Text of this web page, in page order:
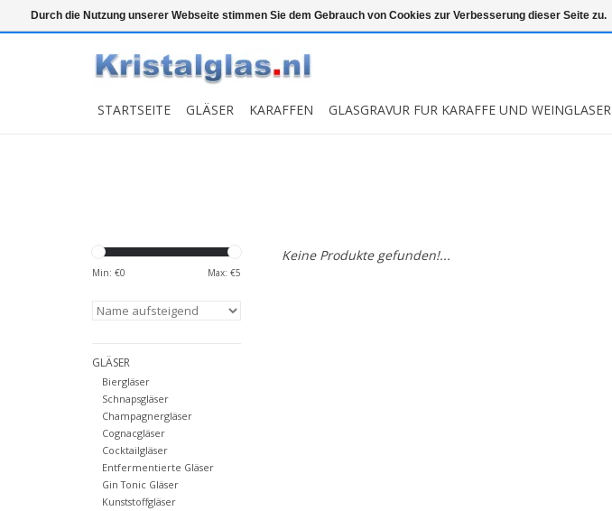
Top klasse Snelle levering Graveren
STARTSEITE GLÄSER KARAFFEN GLASGRAVUR FUR KARAFFE UND WEINGLASER
Min: €0 Max: €5
GLÄSER
Biergläser
Schnapsgläser
Champagnergläser
Cognacgläser
Cocktailgläser
Entfermentierte Gläser
Gin Tonic Gläser
Kunststoffgläser
Keine Produkte gefunden!...
Durch die Nutzung unserer Webseite stimmen Sie dem Gebrauch von Cookies zur Verbesserung dieser Seite zu.